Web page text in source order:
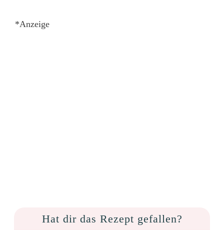
*Anzeige
Hat dir das Rezept gefallen?